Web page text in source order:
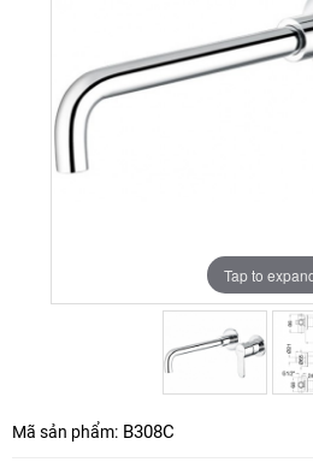
Tap to
Tap to
Mã sản phẩm: B308C